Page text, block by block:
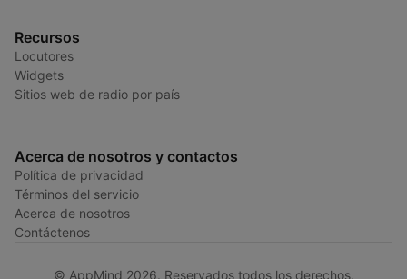
Recursos
Locutores
Widgets
Sitios web de radio por país
Acerca de nosotros y contactos
Política de privacidad
Términos del servicio
Acerca de nosotros
Contáctenos
© AppMind 2026. Reservados todos los derechos.